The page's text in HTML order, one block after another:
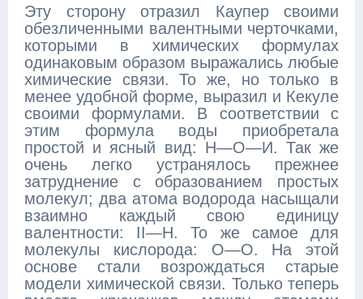
Эту сторону отразил Каупер своими
обезличенными валентными черточками,
которыми в химических формулах
одинаковым образом выражались любые
химические связи. То же, но только в
менее удобной форме, выразил и Кекуле
своими формулами. В соответствии с
этим формула воды приобретала
простой и ясный вид: Н—О—И. Так же
очень легко устранялось прежнее
затруднение с образованием простых
молекул; два атома водорода насыщали
взаимно каждый свою единицу
валентности: II—Н. То же самое для
молекулы кислорода: О—О. На этой
основе стали возрождаться старые
модели химической связи. Только теперь